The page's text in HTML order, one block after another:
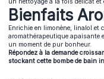
Bienfaits
Enrichie en limonène, linalol et
aromathérapeutique
un moment de pur bonheur.
Répondez à la demande
stockant cette bombe de bain